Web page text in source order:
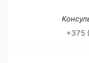
+375